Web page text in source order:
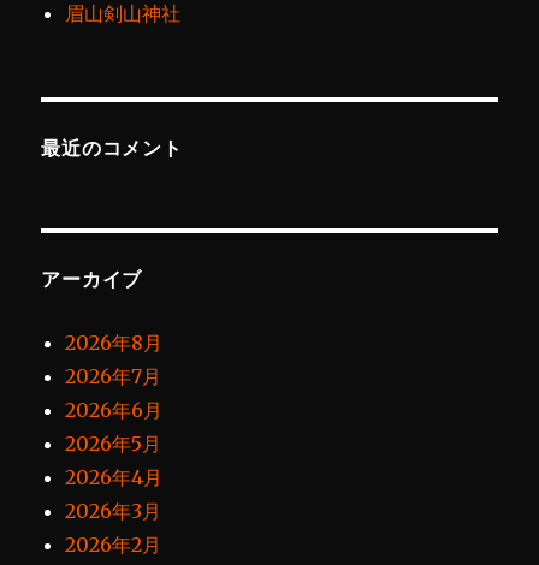
眉山剣山神社
最近のコメント
アーカイブ
2026年8月
2026年7月
2026年6月
2026年5月
2026年4月
2026年3月
2026年2月